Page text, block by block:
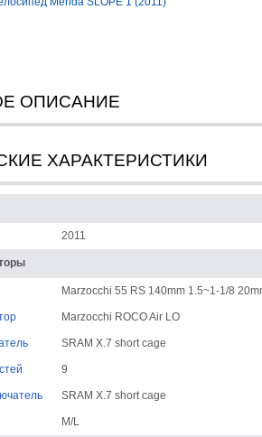
ОПИСАНИЕ
ХАРАКТЕРИСТИКИ
2011
Marzocchi 55 RS 140mm 1.5~1-1/8
Marzocchi ROCO Air LO
SRAM X.7 short cage
9
SRAM X.7 short cage
M/L